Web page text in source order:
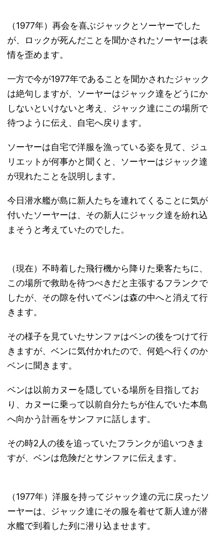
（1977年）再会を喜ぶジャックとソーヤーでした
が、ロックが死んだことを聞かされたソーヤーは表
情を歪めます。
一方で今が1977年であることを聞かされたジャック
は絶句しますが、ソーヤーはジャック達をどうにか
しないといけないと考え、ジャック達にこの場所で
待つように伝え、自宅へ戻ります。
ソーヤーは自宅で洋服を漁っている姿を見て、ジュ
リエットが何事かと聞くと、ソーヤーはジャック達
が現れたことを説明します。
今日潜水艦が島に新人たちを連れてくることに気が
付いたソーヤーは、その新人にジャック達を紛れ込
まそうと考えていたのでした。
（現在）不時着した飛行機から降りた乗客たちに、
この場所で救助を待つべきだと主張するフランクで
したが、その隙を付いてベンは森の中へと消えて行
きます。
その様子を見ていたサンファはベンの後をつけて行
きますが、ベンに気付かれたので、何処へ行くのか
ベンに聞きます。
ベンは以前カヌーを隠している場所を目指してお
り、カヌーに乗って以前自分たちが住んでいた本島
へ向かう計画をサンファに話します。
その時2人の後を追っていたフランクが追いつきま
すが、ベンは危険だとサンファに伝えます。
（1977年）洋服を持ってジャック達の元に戻ったソ
ーヤーは、ジャック達にその服を着せて新人達が潜
水艦で到着した列に潜り込ませます。